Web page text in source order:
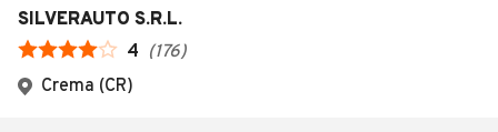
SILVERAUTO S.R.L.
4 (176)
Crema (CR)